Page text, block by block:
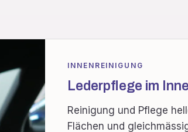
INNENREINIGUNG
Lederpflege im
Reinigung und Pflege
Flächen und